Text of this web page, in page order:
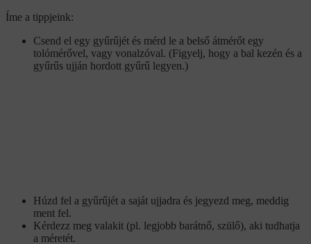
Íme a tippjeink:
Csend el egy gyűrűjét és mérd le a belső átmérőt egy
tolómérővel, vagy vonalzóval. (Figyelj, hogy a bal kezén és a
gyűrűs ujján hordott gyűrű legyen.)
Húzd fel a gyűrűjét a saját ujjadra és jegyezd meg, meddig
ment fel.
Kérdezz meg valakit (pl. legjobb barátnő, szülő), aki tudhatja
a méretét.